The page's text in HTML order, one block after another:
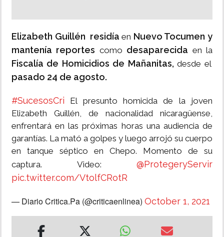
Elizabeth Guillén residíaen Nuevo Tocumen y
mantenía reportes como desaparecida en la
Fiscalía de Homicidios de Mañanitas,desde el
pasado 24 de agosto.
#SucesosCri El presunto homicida de la joven
Elizabeth Guillén, de nacionalidad nicaragüense,
enfrentará en las próximas horas una audiencia de
garantías. La mató a golpes y luego arrojó su cuerpo
en tanque séptico en Chepo. Momento de su
captura. Video: @ProtegeryServir
pic.twitter.com/VtolfCRotR
— Diario Critica.Pa (@criticaenlinea) October 1, 2021